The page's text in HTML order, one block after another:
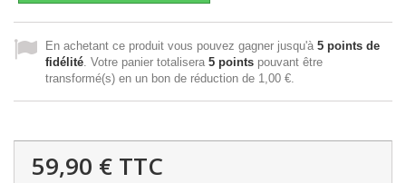
En achetant ce produit vous pouvez gagner jusqu'à 5 points de
fidélité . Votre panier totalisera 5 points pouvant être
transformé(s) en un bon de réduction de 1,00 €
59,90 € TTC